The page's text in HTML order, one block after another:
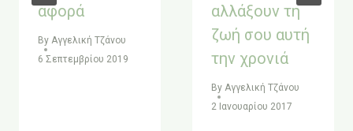
αφορά
By Αγγελική Τζάνου
6 Σεπτεμβρίου 2019
αλλάξουν τη
ζωή σου αυτή
την χρονιά
By Αγγελική Τζάνου
2 Ιανουαρίου 2017